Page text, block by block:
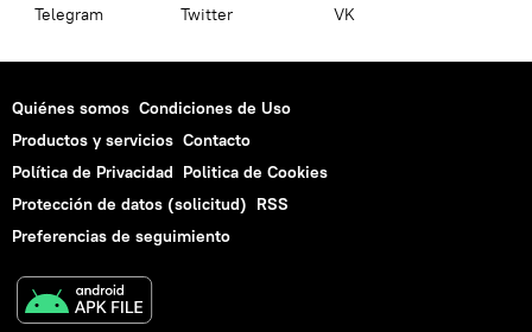
Telegram Twitter VK
Quiénes somos Condiciones de Uso
Productos y servicios Contacto
Política de Privacidad Politica de Cookies
Protección de datos (solicitud) RSS
Preferencias de seguimiento